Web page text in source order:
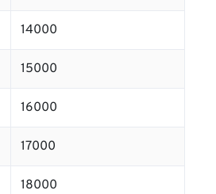
14000
15000
16000
17000
18000